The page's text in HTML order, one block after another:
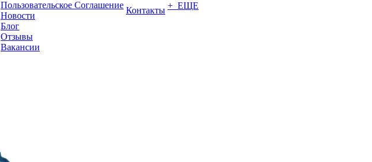
Пользовательское Соглашение
Новости
Блог
Отзывы
Вакансии
Контакты + ЕЩЕ